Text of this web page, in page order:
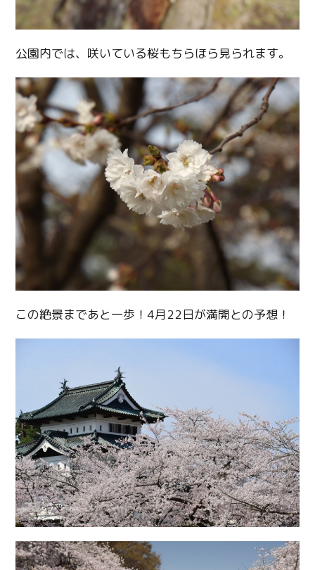
公園内では、咲いている桜もちらほら見られます。
この絶景まであと一歩！4月22日が満開との予想！